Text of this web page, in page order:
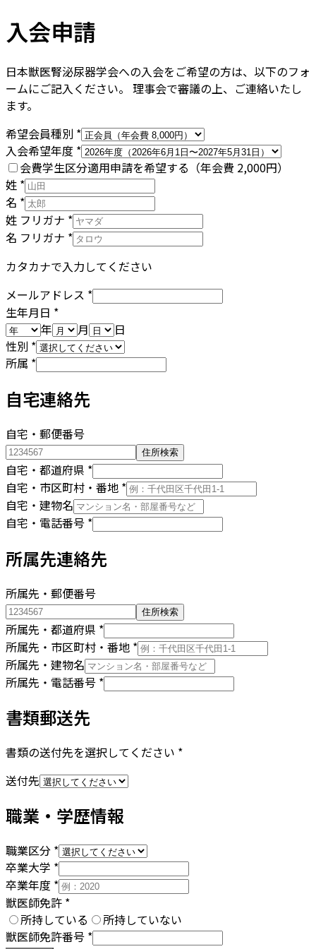
入会申請
日本獣医腎泌尿器学会への入会をご希望の方は、以下のフォ
ームにご記入ください。 理事会で審議の上、ご連絡いたし
ます。
希望会員種別 *
入会希望年度 *
会費学生区分適用申請を希望する （年会費 2,000円）
姓 *
名 *
姓 フリガナ *
名 フリガナ *
カタカナで入力してください
メールアドレス *
生年月日 *
年
月
日
性別 *
所属 *
自宅連絡先
自宅・郵便番号
住所検索
自宅・都道府県 *
自宅・市区町村・番地 *
自宅・建物名
自宅・電話番号 *
所属先連絡先
所属先・郵便番号
住所検索
所属先・都道府県 *
所属先・市区町村・番地 *
所属先・建物名
所属先・電話番号 *
書類郵送先
書類の送付先を選択してください *
送付先
職業・学歴情報
職業区分 *
卒業大学 *
卒業年度 *
獣医師免許 *
所持している
所持していない
獣医師免許番号 *